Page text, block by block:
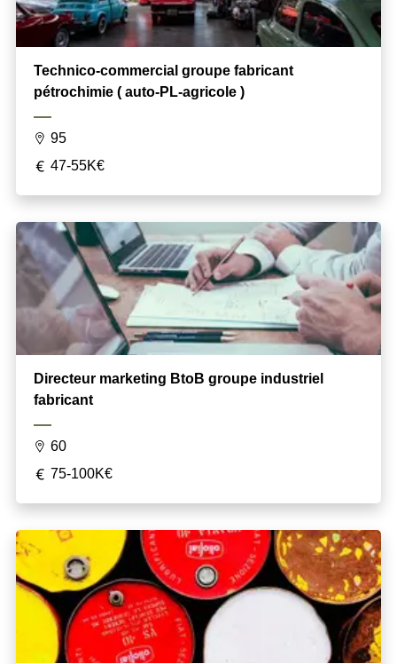
Technico-commercial groupe fabricant
pétrochimie ( auto-PL-agricole )
95
47-55K€
Directeur marketing BtoB groupe industriel
fabricant
60
75-100K€